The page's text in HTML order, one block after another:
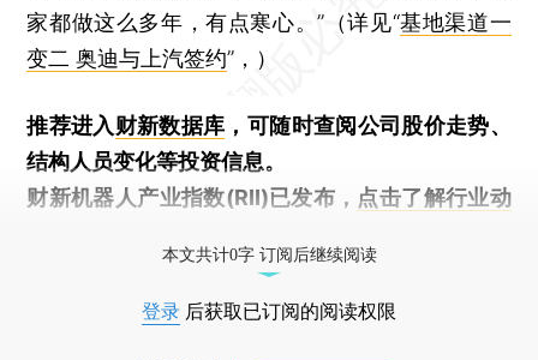
家都做这么多年，有点寒心。”（详见“基地渠道一
变二 奥迪与上汽签约”，）
推荐进入财新数据库 ，可随时查阅公司股价走势、
结构人员变化等投资信息。
财新机器人产业指数(RII)已发布， 点击了解行业动
本文共计0字 订阅后继续阅读
登录 后获取已订阅的阅读权限